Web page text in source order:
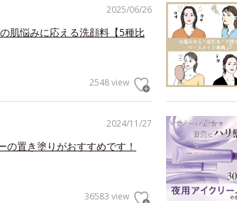
2025/06/26
肌悩みに応える洗顔料【5種比
2548 view
2024/11/27
の置き塗りがおすすめです！
36583 view